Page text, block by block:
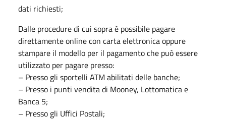
dati richiesti;
Dalle procedure di cui sopra è possibile pagare
direttamente online con carta elettronica oppure
stampare il modello per il pagamento che può essere
utilizzato per pagare presso:
– Presso gli sportelli ATM abilitati delle banche;
– Presso i punti vendita di Mooney, Lottomatica e
Banca 5;
– Presso gli Uffici Postali;